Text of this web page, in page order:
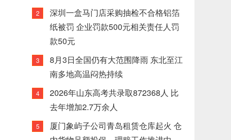
2
深圳一盒马门店采购抽检不合格铝箔
纸被罚 企业罚款500元相关责任人罚
款50元
3
8月3日全国仍有大范围降雨 东北至江
南多地高温闷热持续
4
2026年山东高考共录取872368人 比
去年增加2.7万余人
5
厦门象屿子公司青岛租赁仓库起火 仓